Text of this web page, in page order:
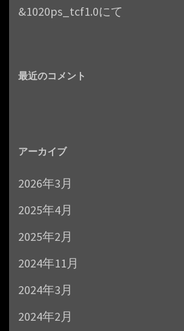
&1020ps_tcf1.0にて
最近のコメント
アーカイブ
2026年3月
2025年4月
2025年2月
2024年11月
2024年3月
2024年2月